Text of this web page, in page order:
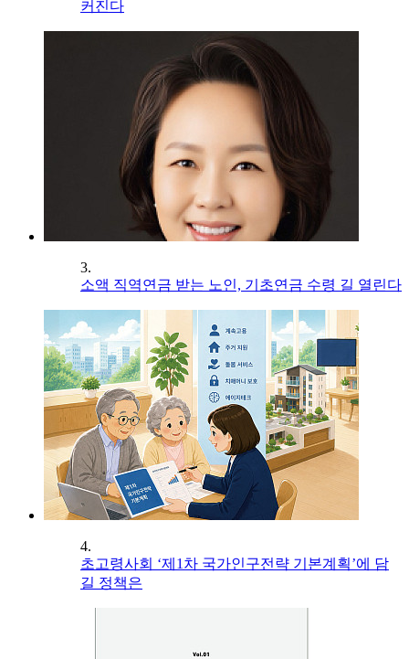
커진다
3.
소액 직역연금 받는 노인, 기초연금 수령 길 열린다
4.
초고령사회 ‘제1차 국가인구전략 기본계획’에 담
길 정책은